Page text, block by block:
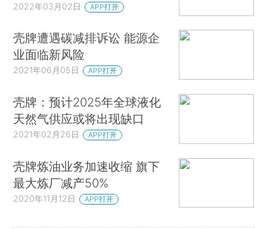
2022年03月02日 APP打开
壳牌遭遇碳减排诉讼 能源企
业面临新风险
2021年06月05日 APP打开
壳牌：预计2025年全球液化
天然气供应或将出现缺口
2021年02月26日 APP打开
壳牌炼油业务加速收缩 旗下
最大炼厂减产50%
2020年11月12日 APP打开